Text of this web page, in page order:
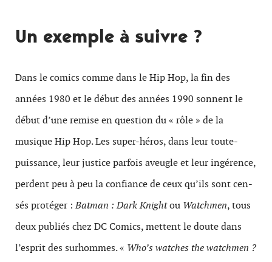
Un exem­ple à suivre ?
Dans le comics comme dans le Hip Hop, la fin des
années 1980 et le début des années 1990 son­nent le
début d’une remise en ques­tion du « rôle » de la
musique Hip Hop. Les super-héros, dans leur toute-
puissance, leur jus­tice par­fois aveu­gle et leur ingérence,
per­dent peu à peu la con­fi­ance de ceux qu’ils sont cen­
sés pro­téger :Bat­man : Dark Knightou Watch­men, tous
deux publiés chez DC Comics, met­tent le doute dans
l’esprit des surhommes. « Who’s watches the watch­men ?